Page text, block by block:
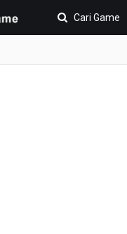
Cari Game